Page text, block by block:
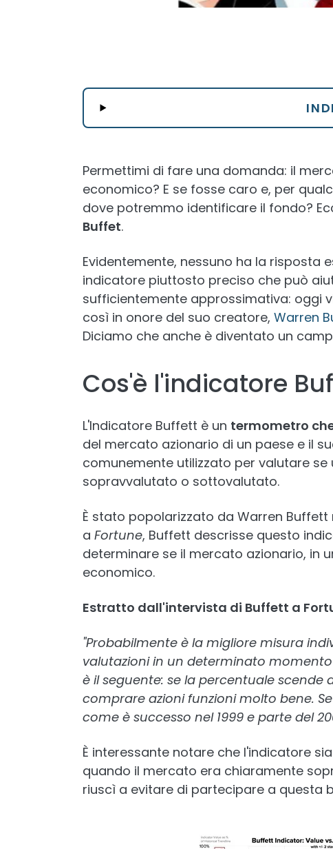
Permettimi di fare una domanda: il
economico? E se fosse caro e, per
dove potremmo identificare il fondo?
Buffet.
Evidentemente, nessuno ha la risposta
indicatore piuttosto preciso che può
sufficientemente approssimativa: oggi
così in onore del suo creatore, Warren
Diciamo che anche è diventato un
Cos'è l'indicatore
L'Indicatore Buffett è un termometro
del mercato azionario di un paese e il
comunemente utilizzato per valutare
sopravvalutato o sottovalutato.
È stato popolarizzato da Warren
a Fortune, Buffett descrisse questo
determinare se il mercato azionario, in
economico.
Estratto dall'intervista di Buffett a
"Probabilmente è la migliore misura
valutazioni in un determinato
è il seguente: se la percentuale scende
comprare azioni funzioni molto bene.
come è successo nel 1999 e parte del
È interessante notare che l'indicatore sia
quando il mercato era chiaramente
riuscì a evitare di partecipare a questa